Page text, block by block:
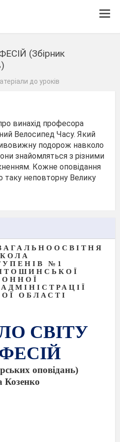
(Збірник
до уроків
винахід професора
Велосипед Часу. Який
подорож навколо
знайомляться з різними
Кожне оповідання
таку неповторну Велику
№1
ОБЛАСТІ
СВІТУ
оповідань)
Козенко